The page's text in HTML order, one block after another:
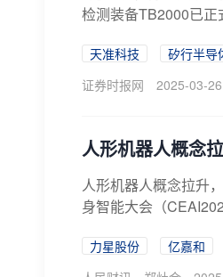
检测装备TB2000已
天准科技 矽行半导
证券时报网
2025-03-
人形机器人概念
人形机器人概念拉升
身智能大会（
力星股份 亿嘉和